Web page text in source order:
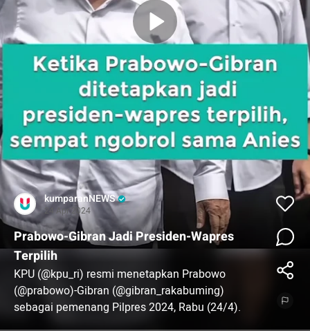
kumparanNEWS
24 Apr 2024
Prabowo-Gibran Jadi Presiden-Wapres
Terpilih
KPU (@kpu_ri) resmi menetapkan Prabowo
(@prabowo)-Gibran (@gibran_rakabuming)
sebagai pemenang Pilpres 2024, Rabu (24/4).